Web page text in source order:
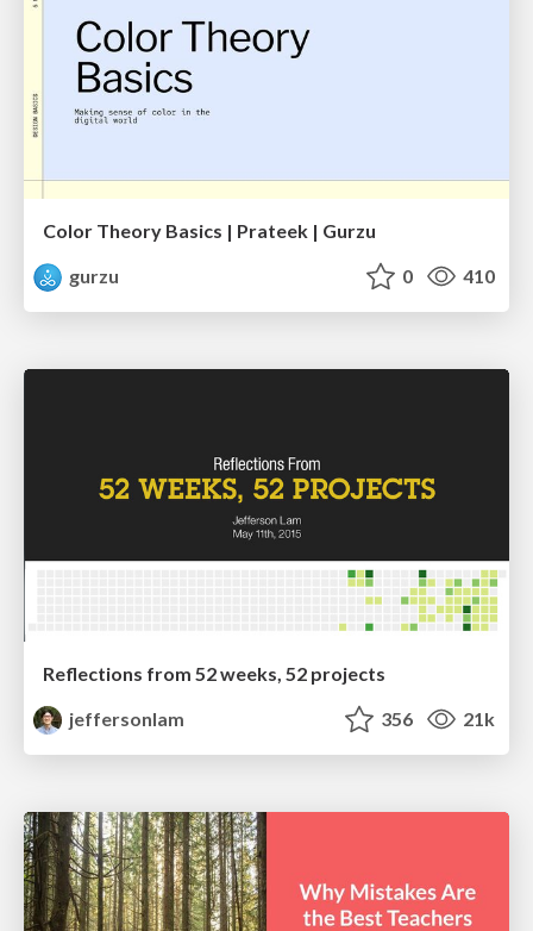
Color Theory Basics | Prateek | Gurzu
gurzu
0 410
Reflections from 52 weeks, 52 projects
jeffersonlam
356 21k